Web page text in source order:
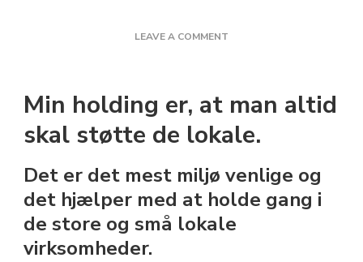
LEAVE A COMMENT
FARMERS
Min holding er, at man altid
skal støtte de lokale.
Det er det mest miljø venlige og
det hjælper med at holde gang i
de store og små lokale
virksomheder.